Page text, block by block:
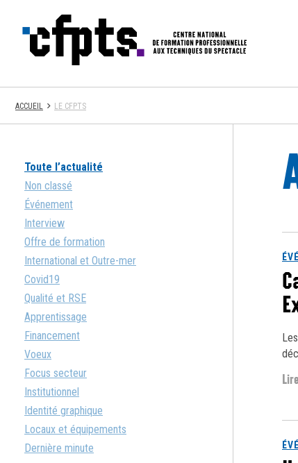
ACCUEIL LE CFPTS
Toute l’actualité
Non classé
Événement
Interview
Offre de formation
International et Outre-mer
Covid19
Qualité et RSE
Apprentissage
Financement
Voeux
Focus secteur
Institutionnel
Identité graphique
Locaux et équipements
Dernière minute